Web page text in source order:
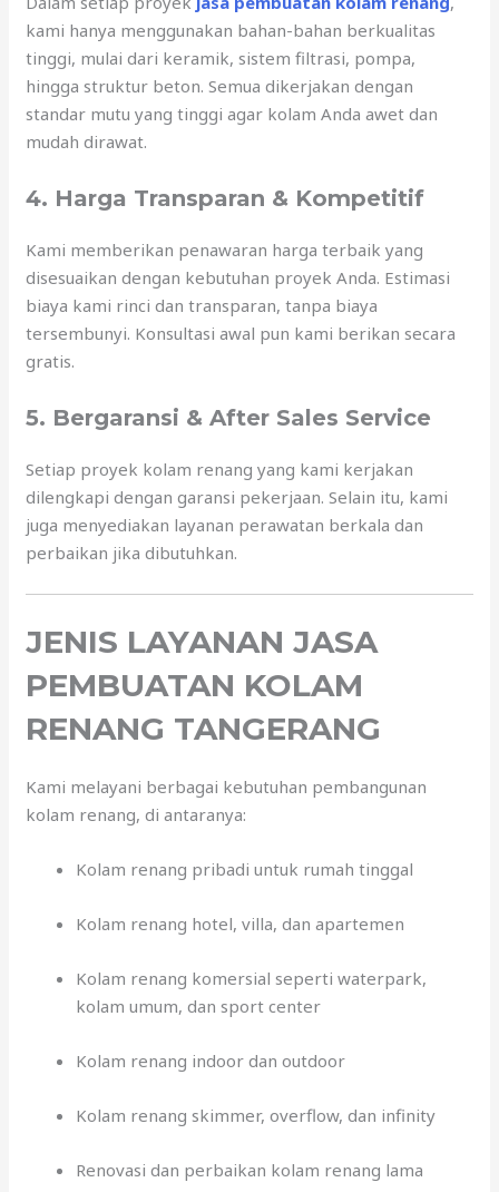
kami hanya menggunakan bahan-bahan berkualitas
tinggi, mulai dari keramik, sistem filtrasi, pompa,
hingga struktur beton. Semua dikerjakan dengan
standar mutu yang tinggi agar kolam Anda awet dan
mudah dirawat.
4. Harga Transparan & Kompetitif
Kami memberikan penawaran harga terbaik yang
disesuaikan dengan kebutuhan proyek Anda. Estimasi
biaya kami rinci dan transparan, tanpa biaya
tersembunyi. Konsultasi awal pun kami berikan secara
gratis.
5. Bergaransi & After Sales Service
Setiap proyek kolam renang yang kami kerjakan
dilengkapi dengan garansi pekerjaan. Selain itu, kami
juga menyediakan layanan perawatan berkala dan
perbaikan jika dibutuhkan.
JENIS LAYANAN JASA
PEMBUATAN KOLAM
RENANG TANGERANG
Kami melayani berbagai kebutuhan pembangunan
kolam renang, di antaranya:
Kolam renang pribadi untuk rumah tinggal
Kolam renang hotel, villa, dan apartemen
Kolam renang komersial seperti waterpark,
kolam umum, dan sport center
Kolam renang indoor dan outdoor
Kolam renang skimmer, overflow, dan infinity
Renovasi dan perbaikan kolam renang lama